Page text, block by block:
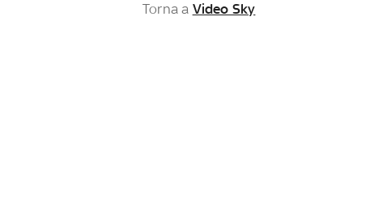
Torna a Video Sky